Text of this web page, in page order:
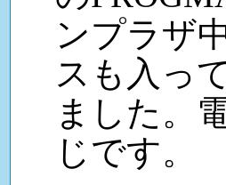
ンプラザ
スも入っ
ました。
じです。